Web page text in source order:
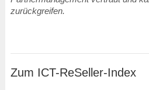
zurückgreifen.
Zum ICT-ReSeller-Index